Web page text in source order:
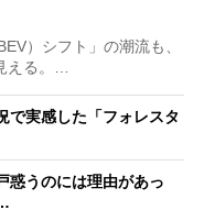
）シフト」の潮流も、
える。…
で実感した「フォレスタ
惑うのには理由があっ